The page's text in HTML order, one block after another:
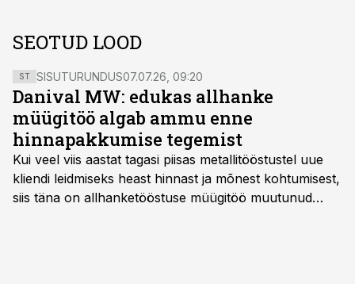
SEOTUD LOOD
ST SISUTURUNDUS07.07.26, 09:20
Danival MW: edukas allhanke
müügitöö algab ammu enne
hinnapakkumise tegemist
Kui veel viis aastat tagasi piisas metallitööstustel uue
kliendi leidmiseks heast hinnast ja mõnest kohtumisest,
siis täna on allhanketööstuse müügitöö muutunud